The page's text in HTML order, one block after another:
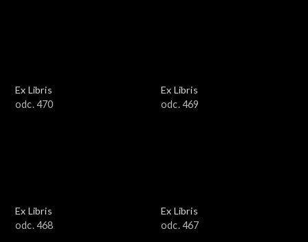
Ex Libris
odc. 470
Ex Libris
odc. 469
Ex Libris
odc. 468
Ex Libris
odc. 467